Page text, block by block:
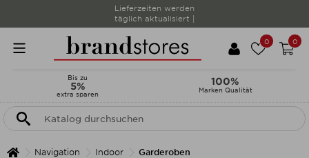
Lieferzeiten werden
täglich aktualisiert |
0 0
Bis zu
5%
extra sparen
100%
Marken Qualität
Navigation Indoor Garderoben